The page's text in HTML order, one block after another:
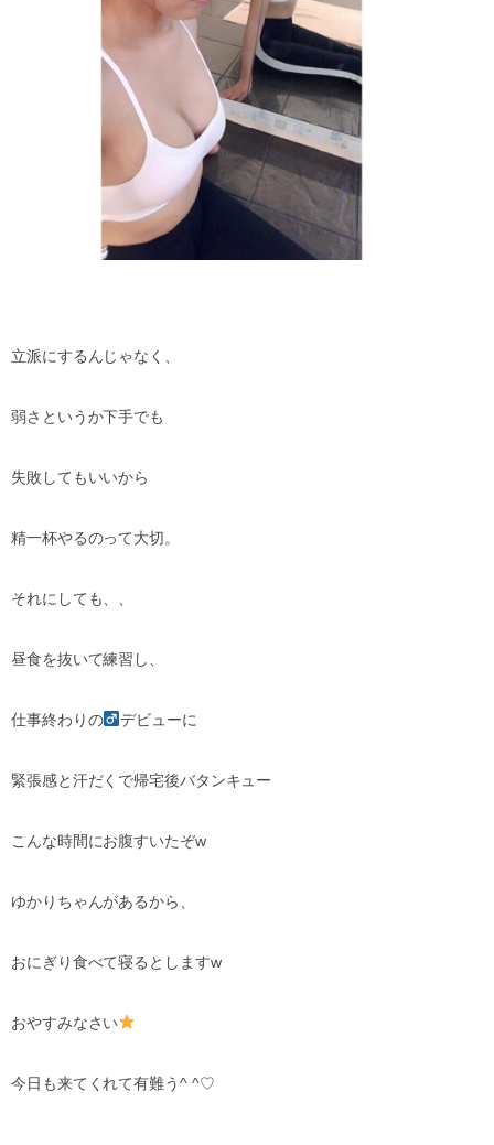
立派にするんじゃなく、
弱さというか下手でも
失敗してもいいから
精一杯やるのって大切。
それにしても、、
昼食を抜いて練習し、
仕事終わりの‍ デビューに
緊張感と汗だくで帰宅後バタンキュー
こんな時間にお腹すいたぞw
ゆかりちゃんがあるから、
おにぎり食べて寝るとしますw
おやすみなさい
今日も来てくれて有難う^ ^♡